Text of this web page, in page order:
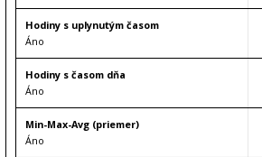
Hodiny s uplynutým časom
Áno
Hodiny s časom dňa
Áno
Min-Max-Avg (priemer)
Áno